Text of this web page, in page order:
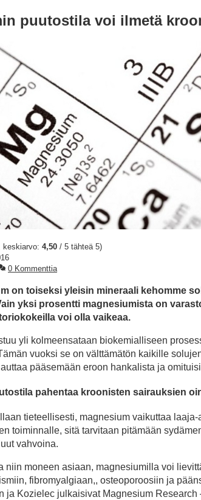
puutostila voi ilmetä
keskiarvo: 4,50 / 5 tähteä 5)
0 Kommenttia
on toiseksi yleisin mineraali kehomme
yksi prosentti magnesiumista on
voi olla vaikeaa.
yli kolmeensataan biokemialliseen
vuoksi se on välttämätön kaikille
pääsemään eroon hankalista ja
pahentaa kroonisten sairauksien
tieteellisesti, magnesium vaikuttaa
toiminnalle, sitä tarvitaan pitämään
vahvoina.
niin moneen asiaan, magnesiumilla voi
fibromyalgiaan,, osteoporoosiin ja
ja Kozielec julkaisivat Magnesium